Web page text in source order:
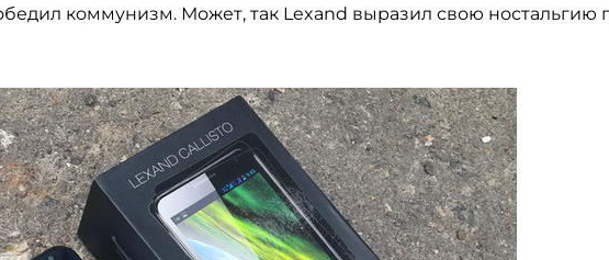
коммунизм. Может, так Lexand выразил свою ностальгию